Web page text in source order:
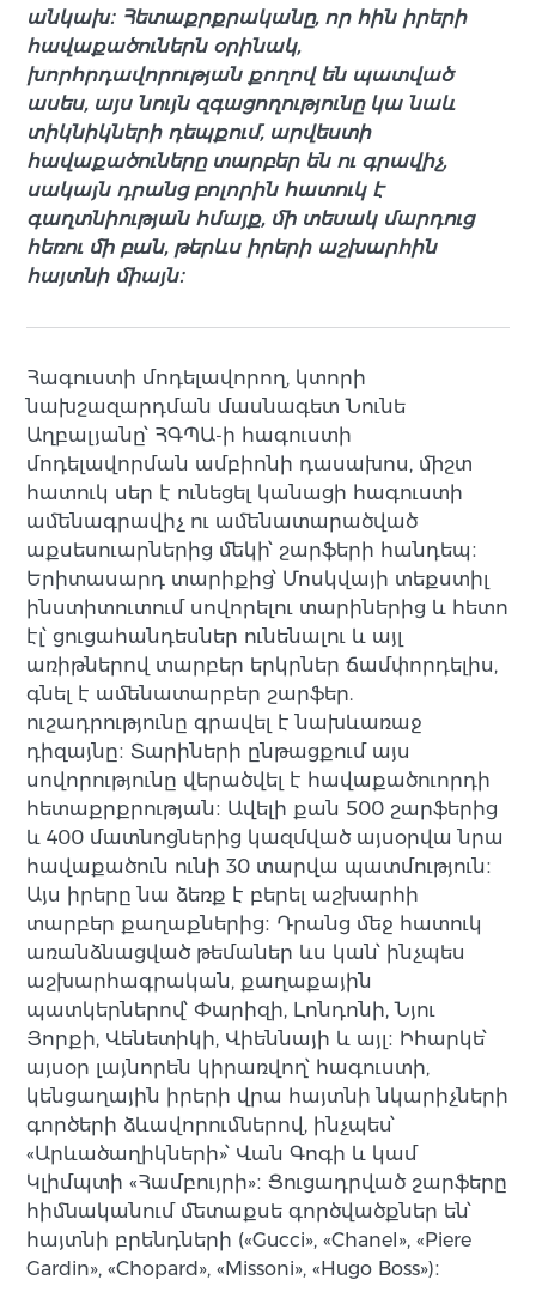
անկախ։ Հետաքրքրականը, որ հին իրերի
հավաքածուներն օրինակ,
խորհրդավորության քողով են պատված
ասես, այս նույն զգացողությունը կա նաև
տիկնիկների դեպքում, արվեստի
հավաքածուները տարբեր են ու գրավիչ,
սակայն դրանց բոլորին հատուկ է
գաղտնիության հմայք, մի տեսակ մարդուց
հեռու մի բան, թերևս իրերի աշխարհին
հայտնի միայն։
Հագուստի մոդելավորող, կտորի
նախշազարդման մասնագետ Նունե
Աղբալյանը՝ ՀԳՊԱ-ի հագուստի
մոդելավորման ամբիոնի դասախոս, միշտ
հատուկ սեր է ունեցել կանացի հագուստի
ամենագրավիչ ու ամենատարածված
աքսեսուարներից մեկի՝ շարֆերի հանդեպ։
Երիտասարդ տարիքից՝ Մոսկվայի տեքստիլ
ինստիտուտում սովորելու տարիներից և հետո
էլ՝ ցուցահանդեսներ ունենալու և այլ
առիթներով տարբեր երկրներ ճամփորդելիս,
գնել է ամենատարբեր շարֆեր.
ուշադրությունը գրավել է նախևառաջ
դիզայնը։ Տարիների ընթացքում այս
սովորությունը վերածվել է հավաքածուորդի
հետաքրքրության։ Ավելի քան 500 շարֆերից
և 400 մատնոցներից կազմված այսօրվա նրա
հավաքածուն ունի 30 տարվա պատմություն։
Այս իրերը նա ձեռք է բերել աշխարհի
տարբեր քաղաքներից։ Դրանց մեջ հատուկ
առանձնացված թեմաներ ևս կան՝ ինչպես
աշխարհագրական, քաղաքային
պատկերներով՝ Փարիզի, Լոնդոնի, Նյու
Յորքի, Վենետիկի, Վիեննայի և այլ։ Իհարկե՝
այսօր լայնորեն կիրառվող՝ հագուստի,
կենցաղային իրերի վրա հայտնի նկարիչների
գործերի ձևավորումներով, ինչպես՝
«Արևածաղիկների»՝ Վան Գոգի և կամ
Կլիմպտի «Համբույրի»։ Ցուցադրված շարֆերը
հիմնականում մետաքսե գործվածքներ են՝
հայտնի բրենդների («Gucci», «Chanel», «Piere
Gardin», «Chopard», «Missoni», «Hugo Boss»)։